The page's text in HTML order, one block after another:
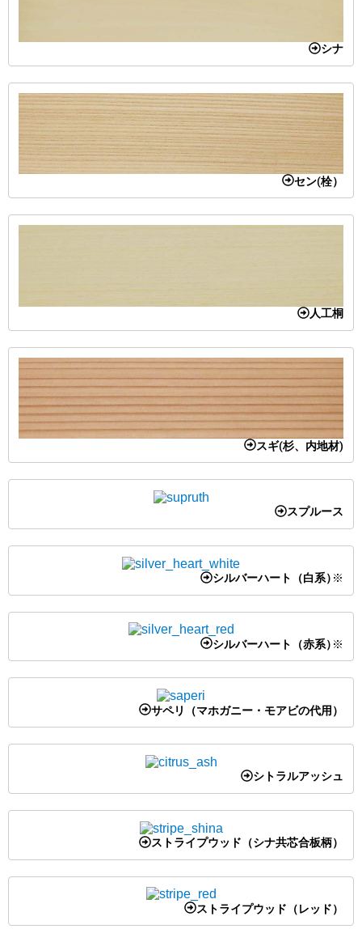
シナ
セン(栓）
人工桐
スギ(杉、内地材)
スプルース
シルバーハート（白系）※
シルバーハート（赤系）※
サペリ（マホガニー・モアビの代用）
シトラルアッシュ
ストライプウッド（シナ共芯合板柄）
ストライプウッド（レッド）